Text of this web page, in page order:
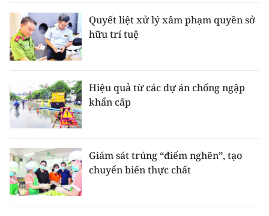
Quyết liệt xử lý xâm phạm quyền sở
hữu trí tuệ
Hiệu quả từ các dự án chống ngập
khẩn cấp
Giám sát trúng “điểm nghẽn”, tạo
chuyển biến thực chất